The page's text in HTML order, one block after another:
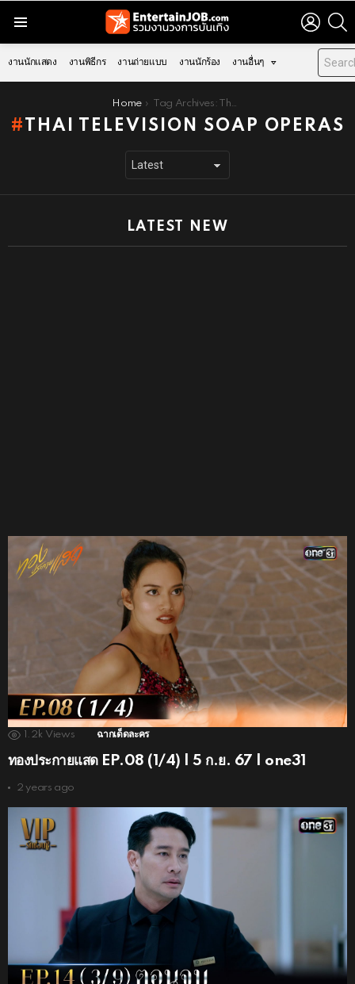
LOGIN
งานนักแสดง งานพิธีกร งานถ่ายแบบ งานนักร้อง งานอื่นๆ
Home Tag Archives: Thai television soap operas
THAI TELEVISION SOAP OPERAS
LATEST NEW
1.2k Views ฉากเด็ดละคร
ทองประกายแสด EP.08 (1/4) | 5 ก.ย. 67 | one31
2 years ago